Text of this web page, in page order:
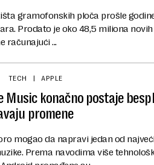
gramofonskih ploča prošle
Prodato je oko 48,5 miliona
računajući ...
TECH APPLE
Music konačno postaje
promene
mogao da napravi jedan od
Prema navodima više